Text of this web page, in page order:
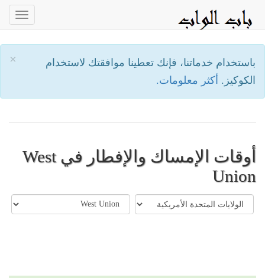
×
باستخدام خدماتنا، فإنك تعطينا موافقتك لاستخدام
الكوكيز. أكثر معلومات.
أوقات الإمساك والإفطار في West
Union